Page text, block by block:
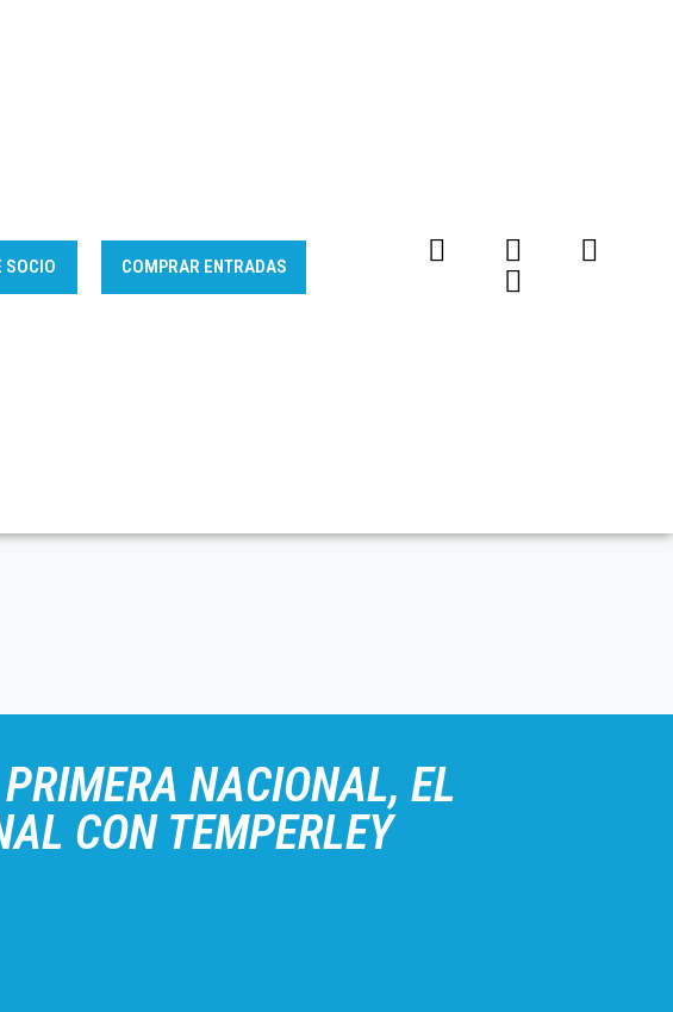
SOCIO COMPRAR ENTRADAS
NACIONAL, EL
CON TEMPERLEY